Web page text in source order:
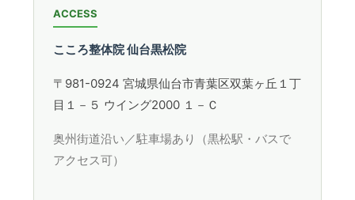
ACCESS
こころ整体院 仙台黒松院
〒981-0924 宮城県仙台市青葉区双葉ヶ丘１丁
目１－５ ウイング2000 １－Ｃ
奥州街道沿い／駐車場あり（黒松駅・バスで
アクセス可）